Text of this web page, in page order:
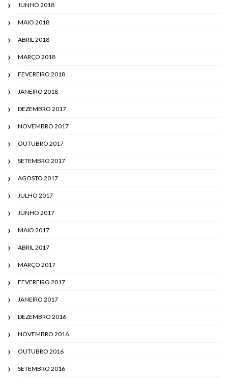
JUNHO 2018
MAIO 2018
ABRIL 2018
MARÇO 2018
FEVEREIRO 2018
JANEIRO 2018
DEZEMBRO 2017
NOVEMBRO 2017
OUTUBRO 2017
SETEMBRO 2017
AGOSTO 2017
JULHO 2017
JUNHO 2017
MAIO 2017
ABRIL 2017
MARÇO 2017
FEVEREIRO 2017
JANEIRO 2017
DEZEMBRO 2016
NOVEMBRO 2016
OUTUBRO 2016
SETEMBRO 2016